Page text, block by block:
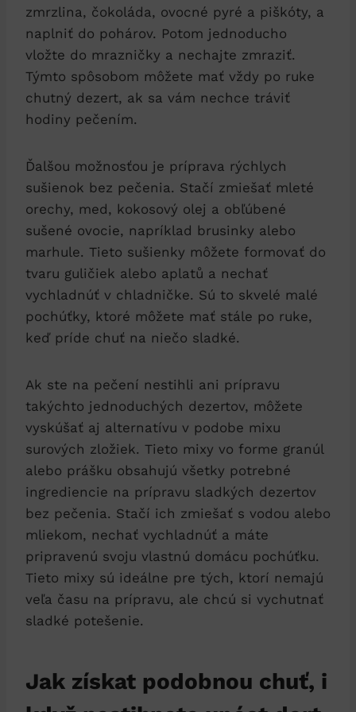
zmrzlina, čokoláda, ovocné pyré a piškóty, a
naplniť do pohárov. Potom jednoducho
vložte do mrazničky a nechajte zmraziť.
Týmto spôsobom môžete mať vždy po ruke
chutný dezert, ak sa vám nechce tráviť
hodiny pečením.
Ďalšou možnosťou je príprava rýchlych
sušienok bez pečenia. Stačí zmiešať mleté
orechy, med, kokosový olej a obľúbené
sušené ovocie, napríklad brusinky alebo
marhule. Tieto sušienky môžete formovať do
tvaru guličiek alebo aplatů a nechať
vychladnúť v chladničke. Sú to skvelé malé
pochúťky, ktoré môžete mať stále po ruke,
keď príde chuť na niečo sladké.
Ak ste na pečení nestihli ani prípravu
takýchto jednoduchých dezertov, môžete
vyskúšať aj alternatívu v podobe mixu
surových zložiek. Tieto mixy vo forme granúl
alebo prášku obsahujú všetky potrebné
ingrediencie na prípravu sladkých dezertov
bez pečenia. Stačí ich zmiešať s vodou alebo
mliekom, nechať vychladnúť a máte
pripravenú svoju vlastnú domácu pochúťku.
Tieto mixy sú ideálne pre tých, ktorí nemajú
veľa času na prípravu, ale chcú si vychutnať
sladké potešenie.
Jak získat podobnou chuť, i